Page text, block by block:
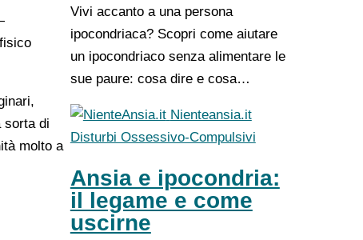
sorta di
molto a
Vivi accanto a una persona
ipocondriaca? Scopri come aiutare
un ipocondriaco senza alimentare le
sue paure: cosa dire e cosa…
Nienteansia.it
Disturbi Ossessivo-Compulsivi
Ansia e ipocondria:
il legame e come
uscirne